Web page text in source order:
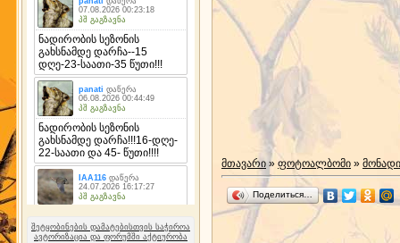
შეტყობინების დამატებისთვის საჭიროა
ავტორიზაცია და ფორუმში აქტიურობა
მთავარი » ფოტოალბომი »
Поделиться…